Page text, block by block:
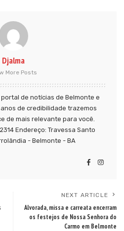
Djalma
More Posts
portal de notícias de Belmonte e
de credibilidade trazemos
de mais relevante para você.
Endereço: Travessa Santo
- Belmonte - BA
NEXT ARTICLE
Alvorada, missa e carreata encerram
os festejos de Nossa Senhora do
Carmo em Belmonte